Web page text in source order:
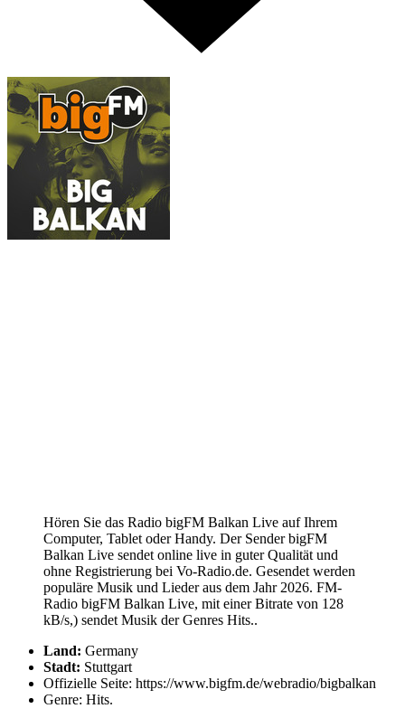
Hören Sie das Radio bigFM Balkan Live auf Ihrem
Computer, Tablet oder Handy. Der Sender bigFM
Balkan Live sendet online live in guter Qualität und
ohne Registrierung bei Vo-Radio.de. Gesendet werden
populäre Musik und Lieder aus dem Jahr 2026. FM-
Radio bigFM Balkan Live, mit einer Bitrate von 128
kB/s,) sendet Musik der Genres Hits..
Land: Germany
Stadt: Stuttgart
Offizielle Seite: https://www.bigfm.de/webradio/bigbalkan
Genre: Hits.